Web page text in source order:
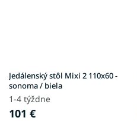
Jedálenský stôl Mixi 2 110x60 -
sonoma / biela
1-4 týždne
101 €